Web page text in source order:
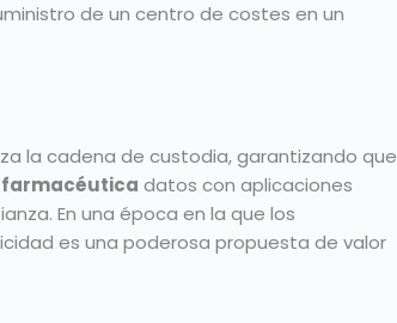
de un centro de costes en un
la cadena de custodia, garantizando que
farmacéutica datos con aplicaciones
En una época en la que los
es una poderosa propuesta de valor